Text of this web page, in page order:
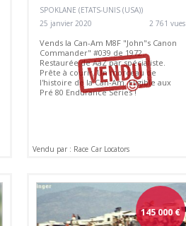
SPOKLANE (ETATS-UNIS (USA))
25 janvier 2020
2 761 vues
Vends la Can-Am M8F "John"s Canon
Commander" #039 de 1972.
Restaurée de AàZ par spécialiste.
Prête à courir. Un morceau de
l'histoire de la Can-Am. Eligible aux
Pré 80 Endurance Series !
Vendu par : Race Car Locators
145 000 €